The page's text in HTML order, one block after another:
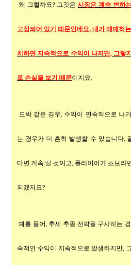
왜 그럴까요? 그것은시장은 계속 변하
고정되어 있기 때문인데요, 내가 매매하
치하면 지속적으로 수익이 나지만, 그렇
로 손실을 보기 때문이지요.
도박 같은 경우, 수익이 연속적으로 나
는 경우가 더 흔히 발생할 수 있습니다.
다면 계속 딸 것이고, 플레이어가 초보라
되겠지요?
예를 들어, 추세 추종 전략을 구사하는
속적인 수익이 지속적으로 발생하지만,